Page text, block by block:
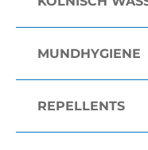
MUNDHYGIENE
REPELLENTS